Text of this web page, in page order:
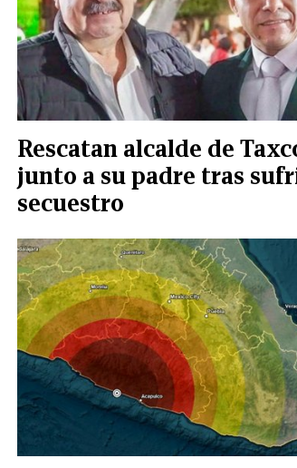
Rescatan alcalde de
junto a su padre tras
secuestro